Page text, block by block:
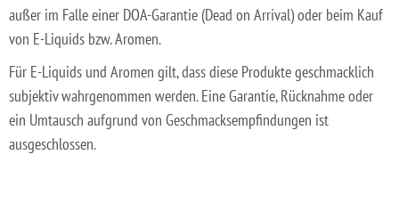
außer im Falle einer DOA-Garantie (Dead on Arrival) oder beim Kauf
von E-Liquids bzw. Aromen.
Für E-Liquids und Aromen gilt, dass diese Produkte geschmacklich
subjektiv wahrgenommen werden. Eine Garantie, Rücknahme oder
ein Umtausch aufgrund von Geschmacksempfindungen ist
ausgeschlossen.